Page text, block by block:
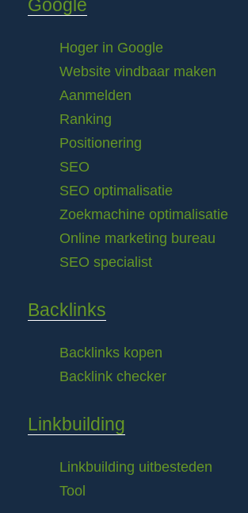
Google
Hoger in Google
Website vindbaar maken
Aanmelden
Ranking
Positionering
SEO
SEO optimalisatie
Zoekmachine optimalisatie
Online marketing bureau
SEO specialist
Backlinks
Backlinks kopen
Backlink checker
Linkbuilding
Linkbuilding uitbesteden
Tool